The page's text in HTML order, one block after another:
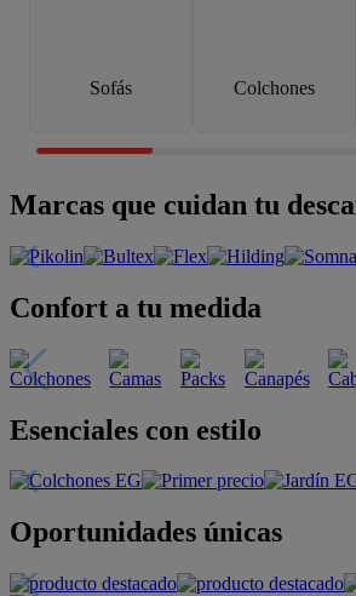
Sofás Colchones
Marcas que cuidan tu
Confort a tu medida
Esenciales con estilo
Oportunidades únicas